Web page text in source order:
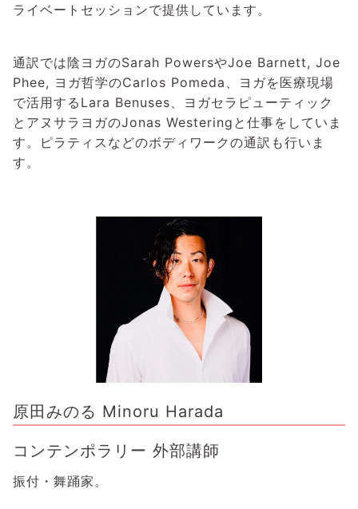
ライベートセッションで提供しています。
通訳では陰ヨガのSarah PowersやJoe Barnett, Joe
Phee, ヨガ哲学のCarlos Pomeda、ヨガを医療現場
で活用するLara Benuses、ヨガセラピューティック
とアヌサラヨガのJonas Westeringと仕事をしていま
す。ピラティスなどのボディワークの通訳も行いま
す。
原田みのる Minoru Harada
コンテンポラリー 外部講師
振付・舞踊家。